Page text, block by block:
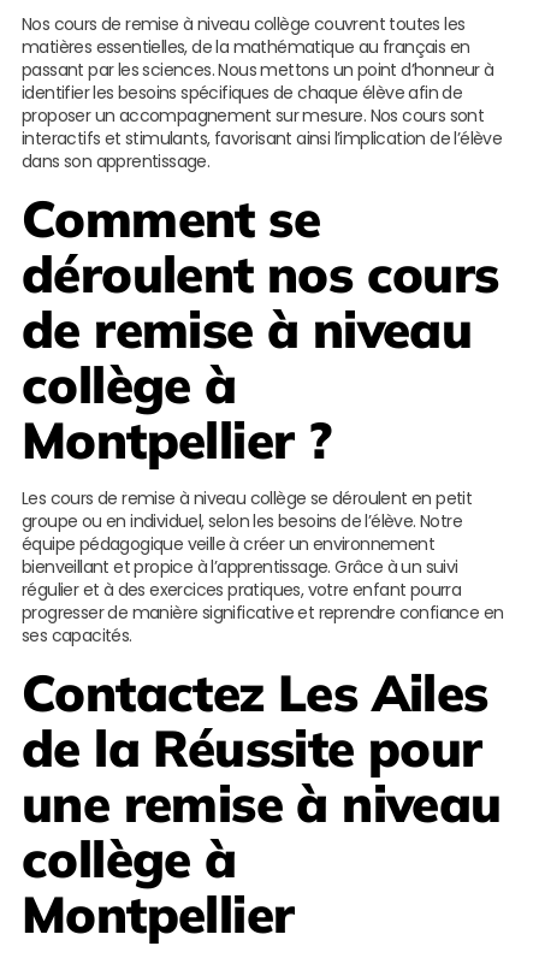
Nos cours de remise à niveau collège couvrent toutes les
matières essentielles, de la mathématique au français en
passant par les sciences. Nous mettons un point d’honneur à
identifier les besoins spécifiques de chaque élève afin de
proposer un accompagnement sur mesure. Nos cours sont
interactifs et stimulants, favorisant ainsi l’implication de l’élève
dans son apprentissage.
Comment se
déroulent nos cours
de remise à niveau
collège à
Montpellier ?
Les cours de remise à niveau collège se déroulent en petit
groupe ou en individuel, selon les besoins de l’élève. Notre
équipe pédagogique veille à créer un environnement
bienveillant et propice à l’apprentissage. Grâce à un suivi
régulier et à des exercices pratiques, votre enfant pourra
progresser de manière significative et reprendre confiance en
ses capacités.
Contactez Les Ailes
de la Réussite pour
une remise à niveau
collège à
Montpellier